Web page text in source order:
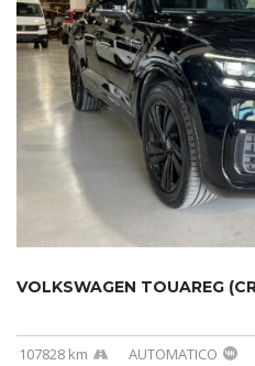
107828 km AUTOMATICO